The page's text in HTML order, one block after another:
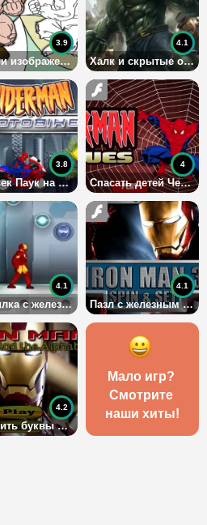
Собери изображение
3.9
Халк и скрытые объекты
4.1
Человек Паук на мотоцикле
3.8
Спасать детей Человеком Пауком
4
Бродилка с железным человеком
4.1
Пазл с железным человеком: часть 2
4.1
Находить буквы с железным человеком
4.2
Мало игр?
Смотрите
наши хиты!